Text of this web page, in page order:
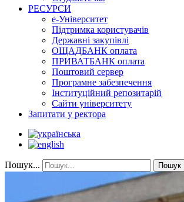
РЕСУРСИ
е-Університет
Підтримка користувачів
Державні закупівлі
ОЩАДБАНК оплата
ПРИВАТБАНК оплата
Поштовий сервер
Програмне забезпечення
Інституційний репозитарій
Сайти університету
Запитати у ректора
Пошук... Пошук